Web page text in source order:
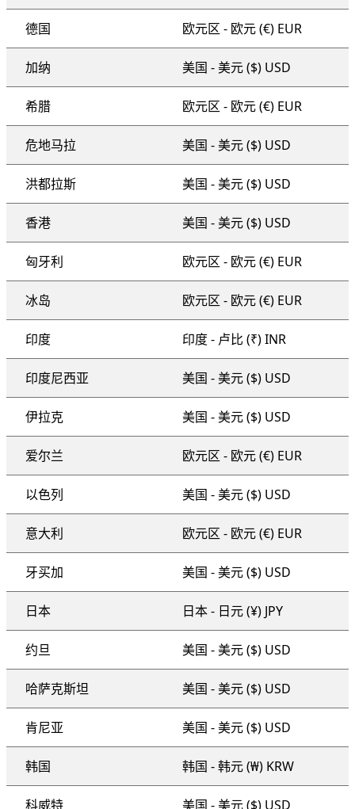
德国 欧元区 - 欧元 (€) EUR
加纳 美国 - 美元 ($) USD
希腊 欧元区 - 欧元 (€) EUR
危地马拉 美国 - 美元 ($) USD
洪都拉斯 美国 - 美元 ($) USD
香港 美国 - 美元 ($) USD
匈牙利 欧元区 - 欧元 (€) EUR
冰岛 欧元区 - 欧元 (€) EUR
印度 印度 - 卢比 (₹) INR
印度尼西亚 美国 - 美元 ($) USD
伊拉克 美国 - 美元 ($) USD
爱尔兰 欧元区 - 欧元 (€) EUR
以色列 美国 - 美元 ($) USD
意大利 欧元区 - 欧元 (€) EUR
牙买加 美国 - 美元 ($) USD
日本 日本 - 日元 (¥) JPY
约旦 美国 - 美元 ($) USD
哈萨克斯坦 美国 - 美元 ($) USD
肯尼亚 美国 - 美元 ($) USD
韩国 韩国 - 韩元 (₩) KRW
科威特 美国 - 美元 ($) USD